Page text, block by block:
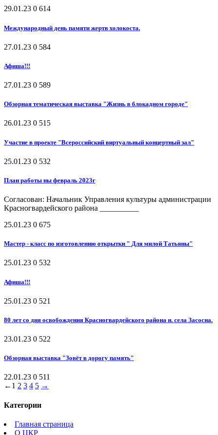
29.01.23 0 614
Международный день памяти жертв холокоста.
27.01.23 0 584
Афиша!!!
27.01.23 0 589
Обзорная тематическая выставка "Жизнь в блокадном городе"
26.01.23 0 515
Участие в проекте "Всероссийский виртуальный концертный зал"
25.01.23 0 532
План работы ны февраль 2023г
Согласован: Начальник Управления культуры администрации
Красногвардейского района __________
25.01.23 0 675
Мастер - класс по изготовлению открытки " Для милой Татьяны"
25.01.23 0 532
Афиша!!!
25.01.23 0 521
80 лет со дня освобождения Красногвардейского района и. села Засосна.
23.01.23 0 522
Обзорная выставка "Зовёт в дорогу память"
22.01.23 0 511
← 1 2 3 4 5 →
Категории
Главная страница
О ЦКР